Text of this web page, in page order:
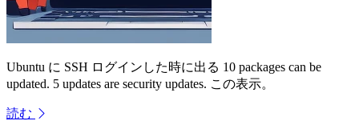
Ubuntu に SSH ログインした時に出る 10 packages can be
updated. 5 updates are security updates. この表示。
読む